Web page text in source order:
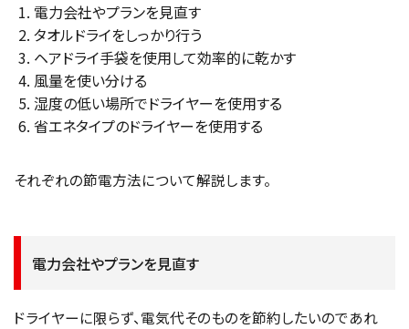
電力会社やプランを見直す
タオルドライをしっかり行う
ヘアドライ手袋を使用して効率的に乾かす
風量を使い分ける
湿度の低い場所でドライヤーを使用する
省エネタイプのドライヤーを使用する
それぞれの節電方法について解説します。
電力会社やプランを見直す
ドライヤーに限らず、電気代そのものを節約したいのであれ